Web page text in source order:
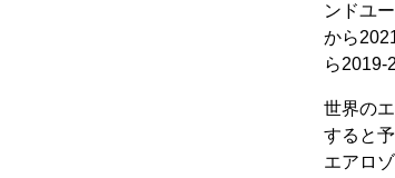
ンドユ
から
ら2019-
世界の
すると
エアロ